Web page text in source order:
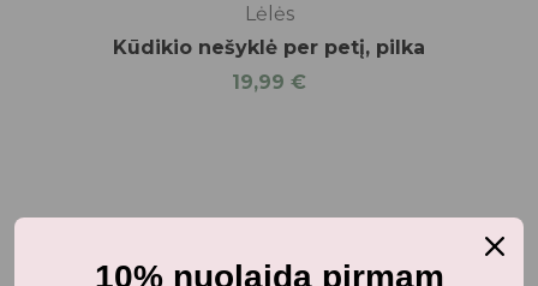
Lėlės
Kūdikio nešyklė per petį, pilka
19,99 €
10% nuolaida pirmam